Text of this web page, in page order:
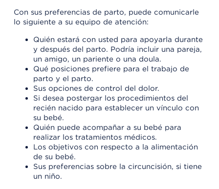
Con sus preferencias de parto, puede comunicarle
lo siguiente a su equipo de atención:
Quién estará con usted para apoyarla durante
y después del parto. Podría incluir una pareja,
un amigo, un pariente o una doula.
Qué posiciones prefiere para el trabajo de
parto y el parto.
Sus opciones de control del dolor.
Si desea postergar los procedimientos del
recién nacido para establecer un vínculo con
su bebé.
Quién puede acompañar a su bebé para
realizar los tratamientos médicos.
Los objetivos con respecto a la alimentación
de su bebé.
Sus preferencias sobre la circuncisión, si tiene
un niño.